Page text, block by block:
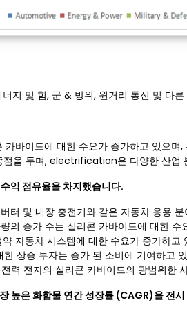
지 및 힘, 군 & 방위, 원거리 통신 및 다
카바이드에 대한 수요가 증가하고 있으
점을 두며, electrification은 다양한 산업
익 점유율을 차지했습니다.
터 및 내장 충전기와 같은 자동차 응용
의 증가 수는 실리콘 카바이드에 대한 수
자동차 시스템에 대한 수요가 증가하고
상승 투자는 증가 된 소비에 기여하고
력 전자의 실리콘 카바이드의 광범위한
높은 화합물 연간 성장률 (CAGR)을 전